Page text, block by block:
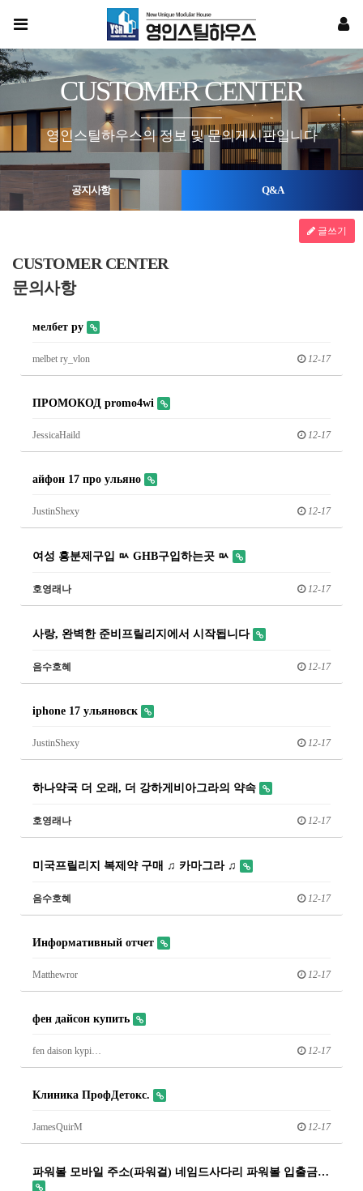
CUSTOMER CENTER
영인스틸하우스의 정보 및 문의게시판입니다
공지사항 Q&A
CUSTOMER CENTER
문의사항
글쓰기
мелбет ру
melbet ry_vlon 12-17
ПРОМОКОД promo4wi
JessicaHaild 12-17
айфон 17 про ульяно
JustinShexy 12-17
여성 흥분제구입 ㅯ GHB구입하는곳 ㅯ
호영래나 12-17
사랑, 완벽한 준비프릴리지에서 시작됩니다
음수호혜 12-17
iphone 17 ульяновск
JustinShexy 12-17
하나약국 더 오래, 더 강하게비아그라의 약속
호영래나 12-17
미국프릴리지 복제약 구매 ♫ 카마그라 ♫
음수호혜 12-17
Информативный отчет
Matthewror 12-17
фен дайсон купить
fen daison kypi… 12-17
Клиника ПрофДетокс.
JamesQuirM 12-17
파워볼 모바일 주소(파워걸) 네임드사다리 파워볼 입출금…